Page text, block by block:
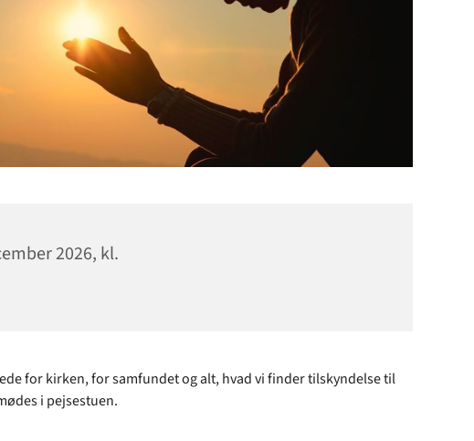
2026, kl.
for kirken, for samfundet og alt, hvad vi finder tilskyndelse til
i pejsestuen.